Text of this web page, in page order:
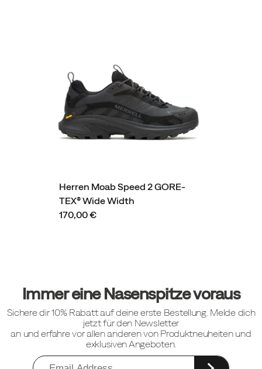
Herren Moab Speed 2 GORE-
TEX® Wide Width
170,00 €
Immer eine Nasenspitze voraus
Sichere dir 10% Rabatt auf deine erste Bestellung. Melde dich
jetzt für den Newsletter
an und erfahre vor allen anderen von Produktneuheiten und
exklusiven Angeboten.